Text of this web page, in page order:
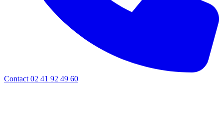
Contact 02 41 92 49 60